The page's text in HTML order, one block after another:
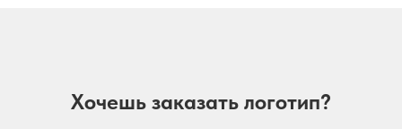
Хочешь заказать логотип?